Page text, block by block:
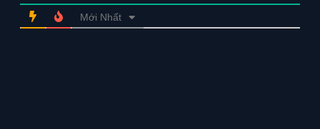
Mới Nhất